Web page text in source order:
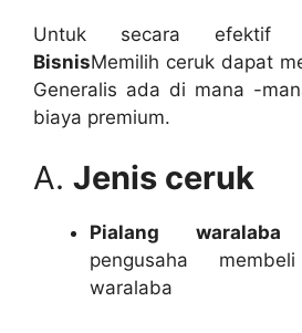
Untuk secara efektif
BisnisMemilih ceruk dapat
Generalis ada di mana -
biaya premium.
A. Jenis ceruk
Pialang waralaba
pengusaha
waralaba